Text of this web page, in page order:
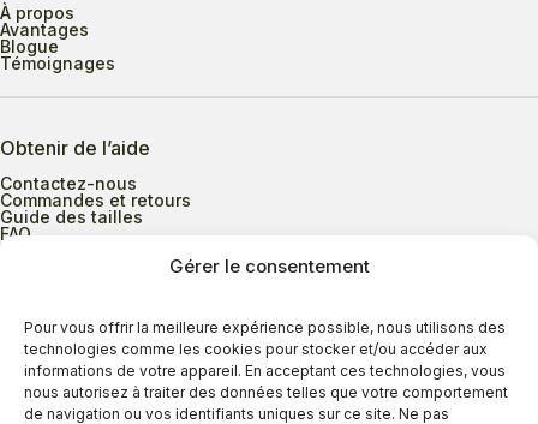
Gérer le consentement
Pour vous offrir la meilleure expérience possible, nous utilisons des
technologies comme les cookies pour stocker et/ou accéder aux
informations de votre appareil. En acceptant ces technologies, vous
nous autorisez à traiter des données telles que votre comportement
de navigation ou vos identifiants uniques sur ce site. Ne pas
À propos
Avantages
Blogue
Témoignages
Obtenir de l’aide
Contactez-nous
Commandes et retours
Guide des tailles
FAQ
Heures d’ouverture
Lundi au mercredi
9h00 à 17h30
Jeudi
9h00 à 20h00